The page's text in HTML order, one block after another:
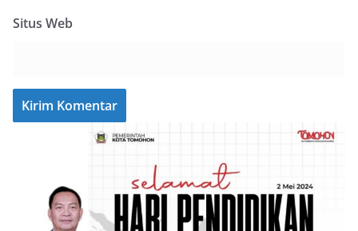
Situs Web